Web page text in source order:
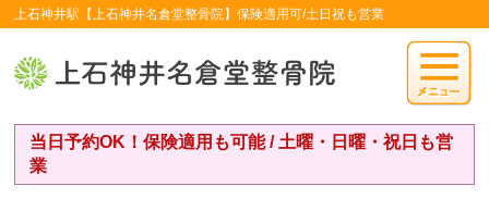
上石神井駅【上石神井名倉堂整骨院】保険適用可/土日祝も営業
当日予約OK！保険適用も可能 / 土曜・日曜・祝日も営
業